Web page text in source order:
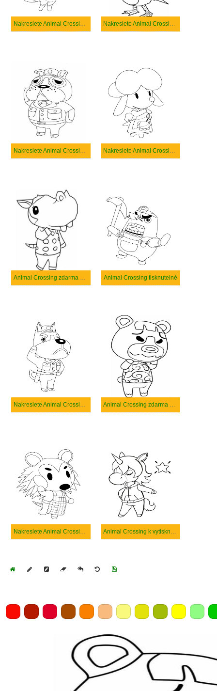
Nakreslete Animal Crossing zdarma snadný tisknutelné Nakreslete Animal Crossing zdarma základní
Nakreslete Animal Crossing snadný Nakreslete Animal Crossing zdarma snadný
Animal Crossing zdarma snadný tisknutelné Animal Crossing tisknutelné
Nakreslete Animal Crossing prostý tisknutelné Animal Crossing zdarma základní
Nakreslete Animal Crossing tisknutelné pro děti Animal Crossing k vytisknutí zdarma